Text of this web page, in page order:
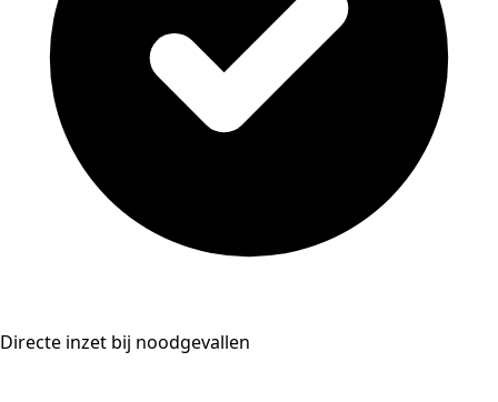
Directe inzet bij noodgevallen